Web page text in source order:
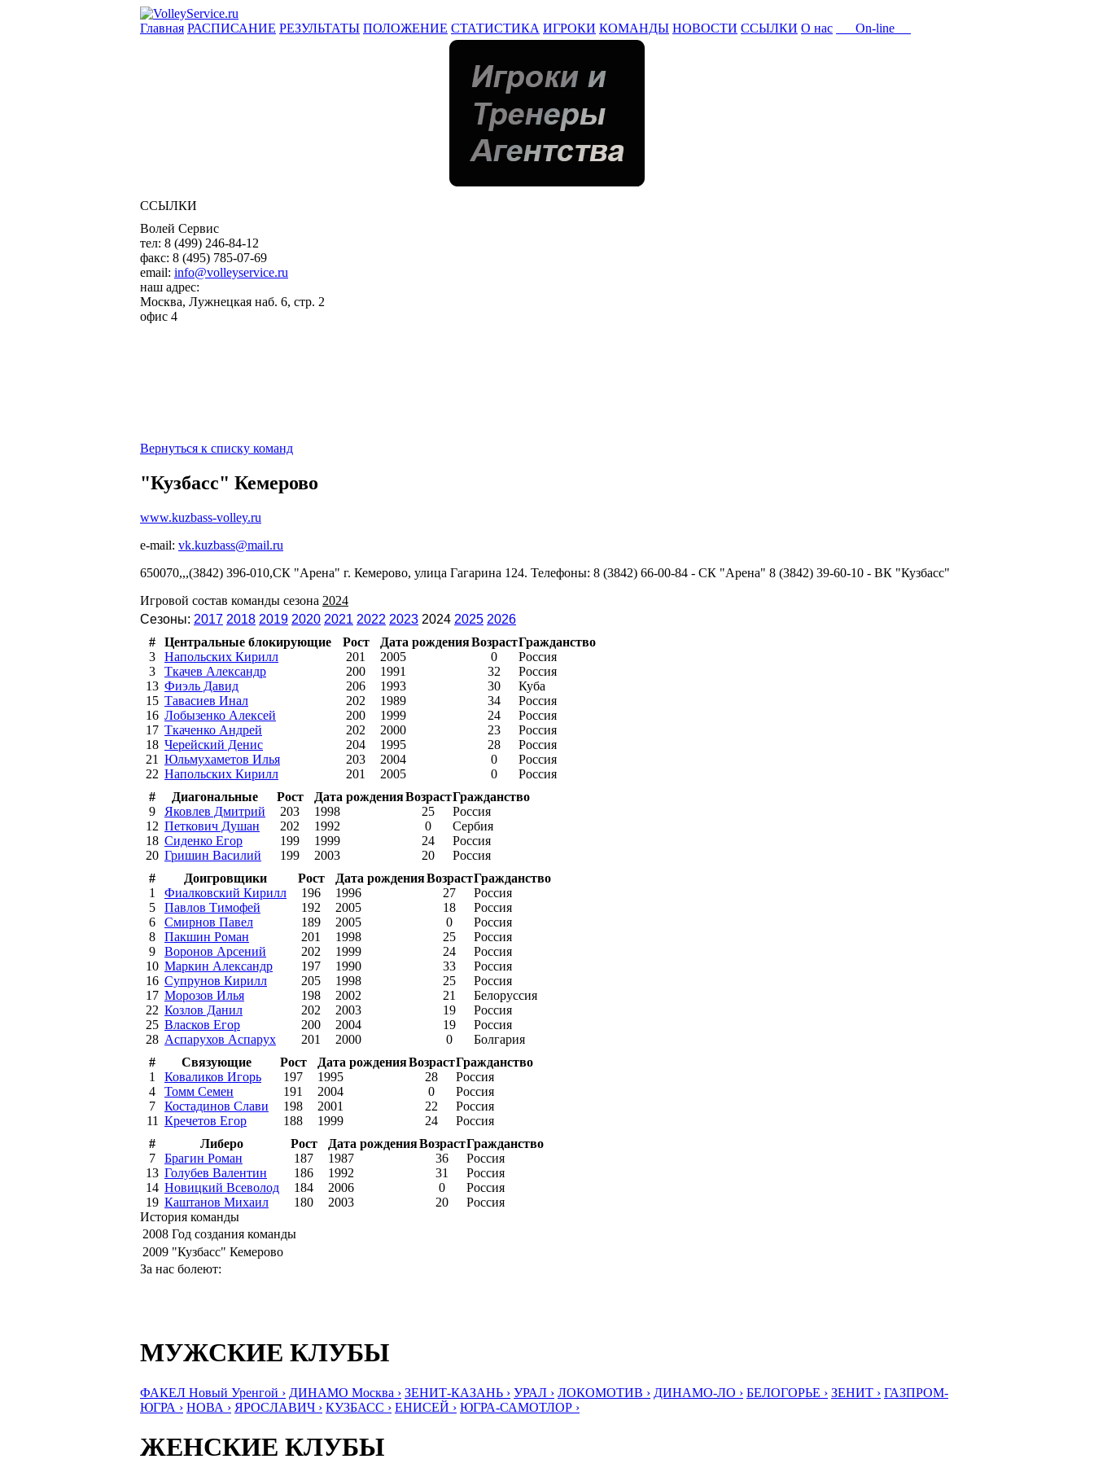
Главная РАСПИСАНИЕ РЕЗУЛЬТАТЫ ПОЛОЖЕНИЕ СТАТИСТИКА ИГРОКИ КОМАНДЫ НОВОСТИ ССЫЛКИ О нас On-line
ССЫЛКИ
Волей Сервис
тел: 8 (499) 246-84-12
факс: 8 (495) 785-07-69
email: info@volleyservice.ru
наш адрес:
Москва, Лужнецкая наб. 6, стр. 2
офис 4
Вернуться к списку команд
"Кузбасс" Кемерово
www.kuzbass-volley.ru
e-mail: vk.kuzbass@mail.ru
650070,,,(3842) 396-010,СК "Арена" г. Кемерово, улица Гагарина 124. Телефоны: 8 (3842) 66-00-84 - СК "Арена" 8 (3842) 39-60-10 - ВК "Кузбасс"
Игровой состав команды сезона 2024
Сезоны: 2017 2018 2019 2020 2021 2022 2023 2024 2025 2026
#
Центральные блокирующие Рост Дата рожденияВозрастГражданство
3
Напольских Кирилл 201 2005 0
Россия
3
Ткачев Александр 200 1991 32
Россия
13 Фиэль Давид 206 1993 30
Куба
15 Тавасиев Инал 202 1989 34
Россия
16 Лобызенко Алексей 200 1999 24
Россия
17 Ткаченко Андрей 202 2000 23
Россия
18 Черейский Денис 204 1995 28
Россия
21 Юльмухаметов Илья 203 2004 0
Россия
22 Напольских Кирилл 201 2005 0
Россия
#
Диагональные Рост Дата рожденияВозрастГражданство
9
Яковлев Дмитрий 203 1998 25
Россия
12 Петкович Душан 202 1992 0
Сербия
18 Сиденко Егор 199 1999 24
Россия
20 Гришин Василий 199 2003 20
Россия
#
Доигровщики Рост Дата рожденияВозрастГражданство
1
Фиалковский Кирилл 196 1996 27
Россия
5
Павлов Тимофей 192 2005 18
Россия
6
Смирнов Павел 189 2005 0
Россия
8
Пакшин Роман 201 1998 25
Россия
9
Воронов Арсений 202 1999 24
Россия
10 Маркин Александр 197 1990 33
Россия
16 Супрунов Кирилл 205 1998 25
Россия
17 Морозов Илья 198 2002 21
Белоруссия
22 Козлов Данил 202 2003 19
Россия
25 Власков Егор 200 2004 19
Россия
28 Аспарухов Аспарух 201 2000 0
Болгария
#
Связующие Рост Дата рожденияВозрастГражданство
1
Коваликов Игорь 197 1995 28
Россия
4
Томм Семен 191 2004 0
Россия
7
Костадинов Слави 198 2001 22
Россия
11 Кречетов Егор 188 1999 24
Россия
#
Либеро Рост Дата рожденияВозрастГражданство
7
Брагин Роман 187 1987 36
Россия
13 Голубев Валентин 186 1992 31
Россия
14 Новицкий Всеволод 184 2006 0
Россия
19 Каштанов Михаил 180 2003 20
Россия
История команды
2008 Год создания команды
2009 "Кузбасс" Кемерово
За нас болеют:
МУЖСКИЕ КЛУБЫ
ФАКЕЛ Новый Уренгой › ДИНАМО Москва › ЗЕНИТ-КАЗАНЬ › УРАЛ › ЛОКОМОТИВ › ДИНАМО-ЛО › БЕЛОГОРЬЕ › ЗЕНИТ › ГАЗПРОМ-
ЮГРА › НОВА › ЯРОСЛАВИЧ › КУЗБАСС › ЕНИСЕЙ › ЮГРА-САМОТЛОР ›
ЖЕНСКИЕ КЛУБЫ